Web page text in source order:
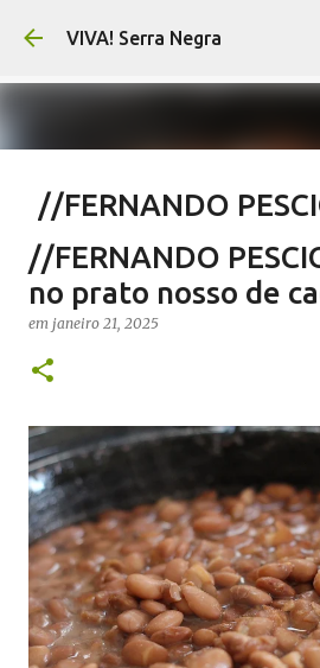
Pular para o
VIVA! Serra Negra
//FERNANDO
Encurtando
em FERNANDO PESCIOTTA
NOTÍCIAS SERRA NEGRA
//FERNANDO
no prato nosso de
em janeiro 21, 2025